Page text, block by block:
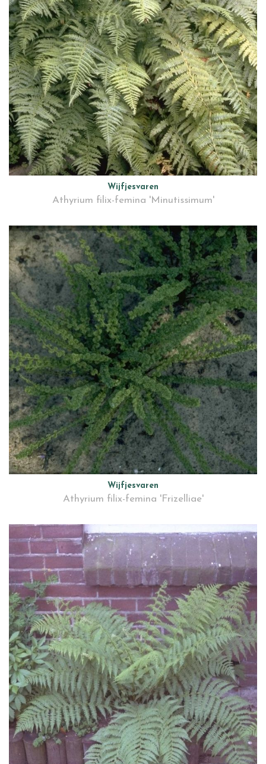
Wijfjesvaren
Athyrium filix-femina 'Minutissimum'
Wijfjesvaren
Athyrium filix-femina 'Frizelliae'